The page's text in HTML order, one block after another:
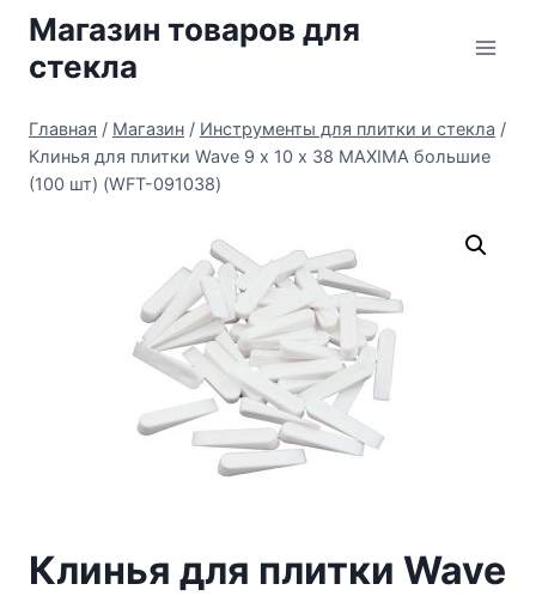
Перейти
содержимому
Магазин товаров для
стекла
Главная / Магазин / Инструменты для плитки и стекла /
Клинья для плитки Wave 9 х 10 х 38 MAXIMA большие
(100 шт) (WFT-091038)
Клинья для плитки Wave